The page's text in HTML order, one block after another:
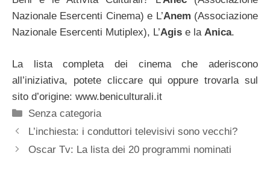
Nazionale Esercenti Cinema) e L’Anem (Associazione
Nazionale Esercenti Mutiplex), L’Agis e la Anica.
La lista completa dei cinema che aderiscono
all’iniziativa, potete cliccare qui oppure trovarla sul
sito d’origine: www.beniculturali.it
Categorie
Senza categoria
L’inchiesta: i conduttori televisivi sono vecchi?
Oscar Tv: La lista dei 20 programmi nominati